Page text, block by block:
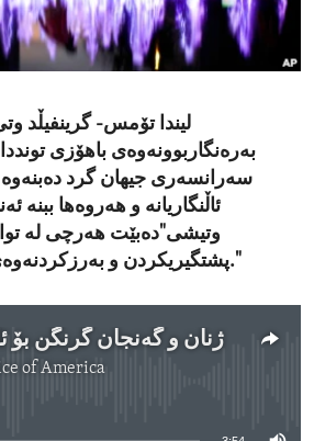
HEALTH
لیندا تۆمس- گرینفیڵد
بەرەنگاربوونەوەی باهۆزی تونددا
سەرانسەری جیهان گرد دەبنەوە
ئاڵنگاریانە و هەروەها ببنە
وتیشی"دەبێت هەرچی لە
پشتگیریکردن و بەرزکردنەوەی پێگەی ئەم گەنجانە."
ژنان و گەنجان گرنگن
of America